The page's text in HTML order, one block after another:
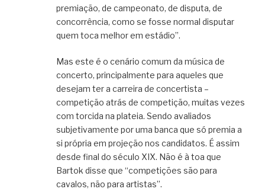
premiação, de campeonato, de disputa, de
concorrência, como se fosse normal disputar
quem toca melhor em estádio”.
Mas este é o cenário comum da música de
concerto, principalmente para aqueles que
desejam ter a carreira de concertista –
competição atrás de competição, muitas vezes
com torcida na plateia. Sendo avaliados
subjetivamente por uma banca que só premia a
si própria em projeção nos candidatos. É assim
desde final do século XIX. Não é à toa que
Bartok disse que “competições são para
cavalos, não para artistas”.